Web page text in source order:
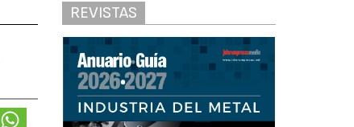
REVISTAS